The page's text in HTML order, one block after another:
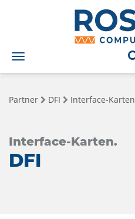
Toggle
navigation
Partner DFI Interface-Karten
Interface-Karten.
DFI